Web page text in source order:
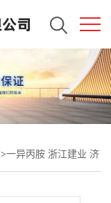
>一异丙胺 浙江建业 济